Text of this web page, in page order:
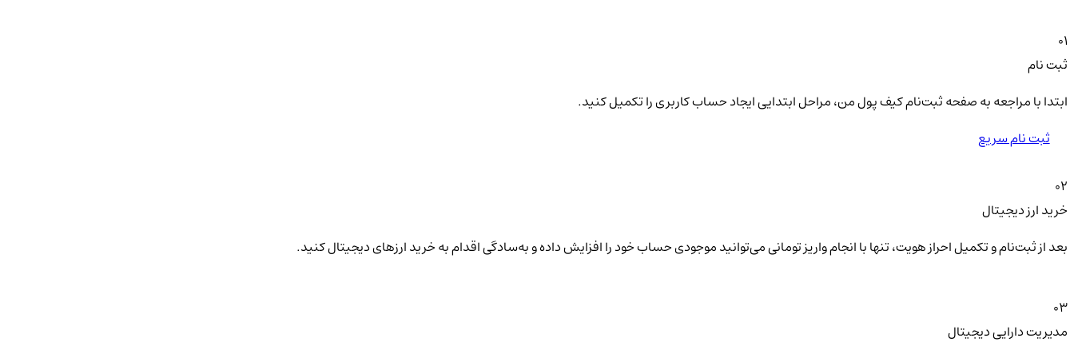
01
ثبت نام
ابتدا با مراجعه به صفحه ثبت‌نام کیف‌ پول من، مراحل ابتدایی ایجاد حساب کاربری را تکمیل کنید.
ثبت نام سریع
02
خرید ارز دیجیتال
بعد از ثبت‌نام و تکمیل احراز هویت، تنها با انجام واریز تومانی می‌توانید موجودی حساب خود را افزایش داده و به‌سادگی اقدام به خرید ارزهای دیجیتال کنید.
03
مدیریت دارایی دیجیتال